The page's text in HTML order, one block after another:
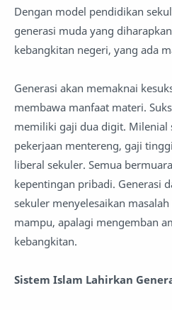
Dengan model pendidikan
generasi muda yang
kebangkitan negeri, yang ada
Generasi akan memaknai
membawa manfaat materi.
memiliki gaji dua digit. Milenial
pekerjaan mentereng, gaji
liberal sekuler. Semua
kepentingan pribadi. Generasi
sekuler menyelesaikan
mampu, apalagi mengemban
kebangkitan.
Sistem Islam Lahirkan